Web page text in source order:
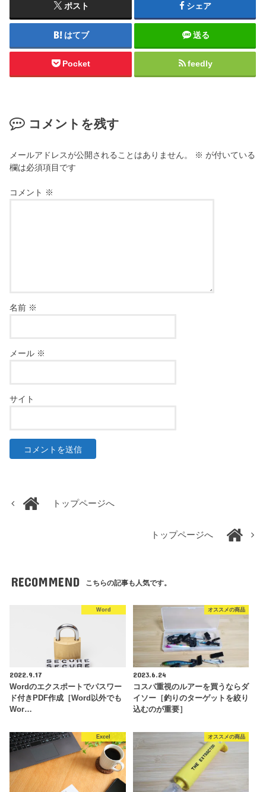
ポスト シェア
はてブ 送る
Pocket feedly
コメントを残す
メールアドレスが公開されることはありません。 ※ が付いている
欄は必須項目です
コメント ※
名前 ※
メール ※
サイト
トップページへ
トップページへ
RECOMMEND こちらの記事も人気です。
Word
2022.9.17
Wordのエクスポートでパスワー
ド付きPDF作成［Word以外でも
Wor…
オススメの商品
2023.6.24
コスパ重視のルアーを買うならダ
イソー［釣りのターゲットを絞り
込むのが重要］
Excel オススメの商品